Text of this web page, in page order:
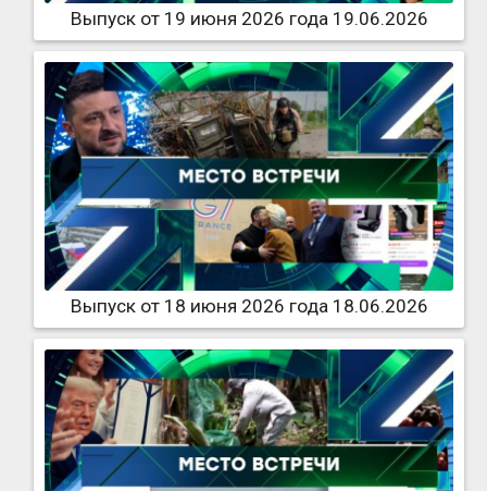
Выпуск от 19 июня 2026 года 19.06.2026
Выпуск от 18 июня 2026 года 18.06.2026